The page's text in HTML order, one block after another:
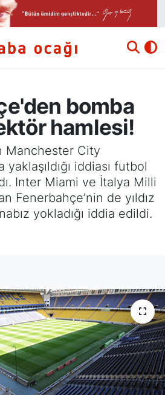
bomba
hamlesi!
Manchester City
yaklaşıldığı iddiası futbol
Inter Miami ve İtalya Milli
Fenerbahçe’nin de yıldız
yokladığı iddia edildi.
Durumu ve Fikstür